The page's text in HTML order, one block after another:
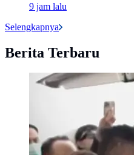
9 jam lalu
Selengkapnya
Berita Terbaru